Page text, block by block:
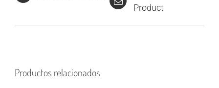
Product
Productos relacionados